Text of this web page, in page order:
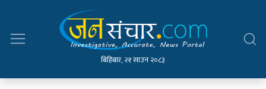
बिहिबार, २१ साउन २०८३